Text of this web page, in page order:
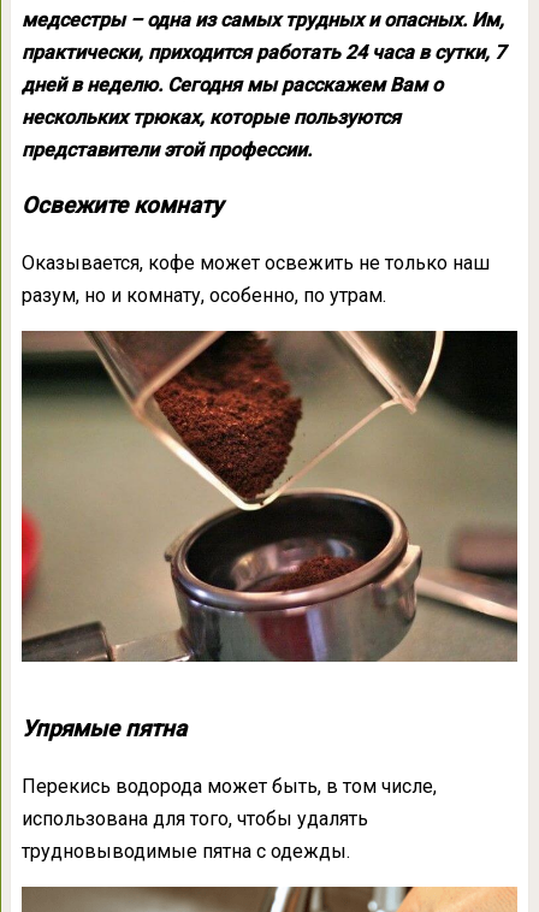
медсестры – одна из самых трудных и опасных. Им,
практически, приходится работать 24 часа в сутки, 7
дней в неделю. Сегодня мы расскажем Вам о
нескольких трюках, которые пользуются
представители этой профессии.
Освежите комнату
Оказывается, кофе может освежить не только наш
разум, но и комнату, особенно, по утрам.
Упрямые пятна
Перекись водорода может быть, в том числе,
использована для того, чтобы удалять
трудновыводимые пятна с одежды.